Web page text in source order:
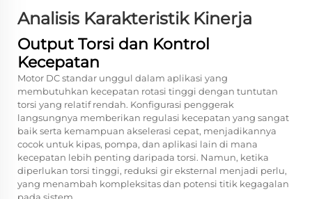
Analisis Karakteristik Kinerja
Output Torsi dan Kontrol
Kecepatan
Motor DC standar unggul dalam aplikasi yang
membutuhkan kecepatan rotasi tinggi dengan tuntutan
torsi yang relatif rendah. Konfigurasi penggerak
langsungnya memberikan regulasi kecepatan yang sangat
baik serta kemampuan akselerasi cepat, menjadikannya
cocok untuk kipas, pompa, dan aplikasi lain di mana
kecepatan lebih penting daripada torsi. Namun, ketika
diperlukan torsi tinggi, reduksi gir eksternal menjadi perlu,
yang menambah kompleksitas dan potensi titik kegagalan